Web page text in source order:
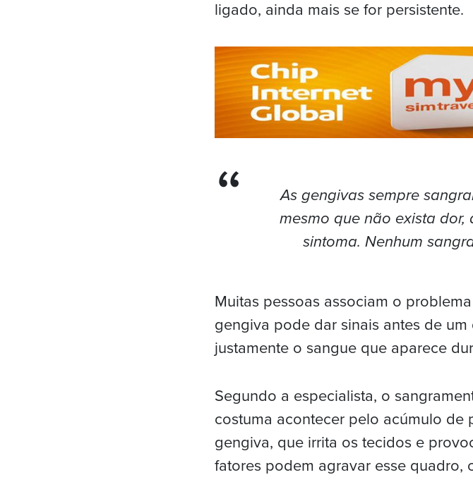
ligado, ainda mais se for persistente.
As gengivas sempre
mesmo que não exista
sintoma. Nenhum
Muitas pessoas associam o
gengiva pode dar sinais antes de
justamente o sangue que aparece
Segundo a especialista, o
costuma acontecer pelo acúmulo de
gengiva, que irrita os tecidos e
fatores podem agravar esse quadro,